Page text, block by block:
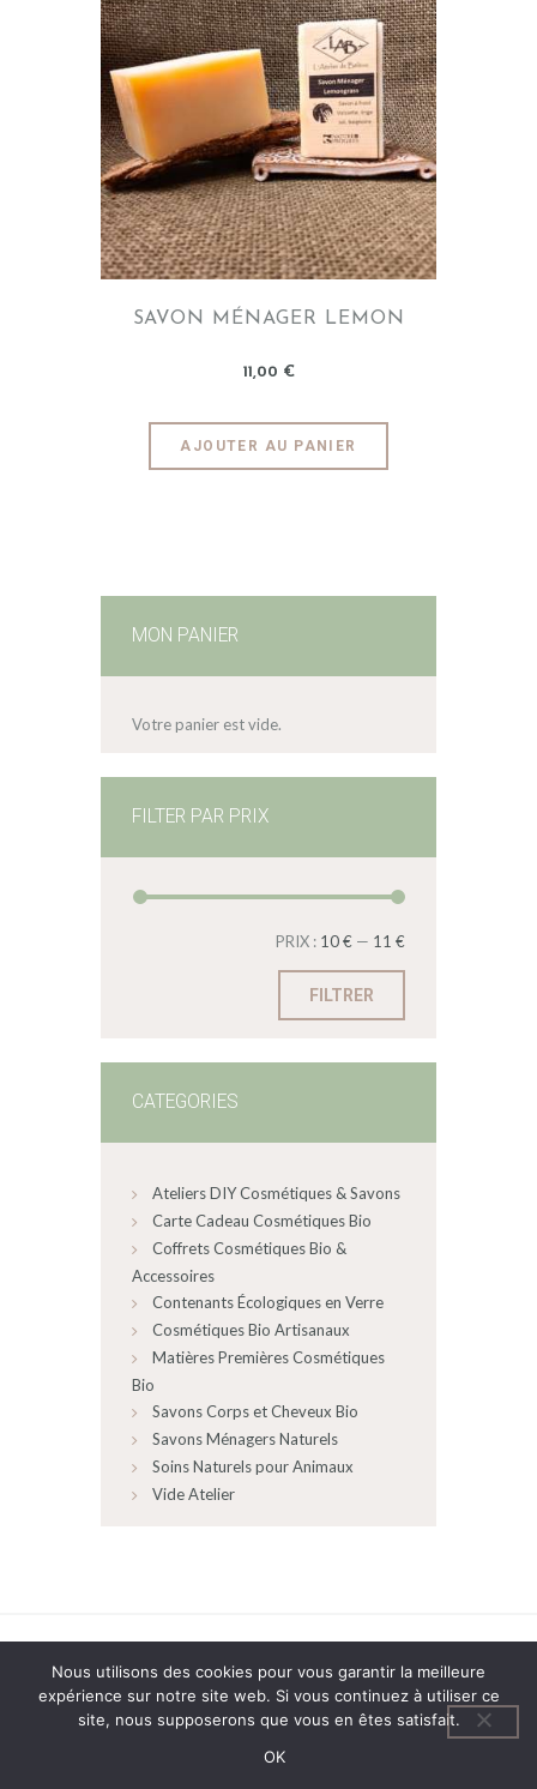
SAVON MÉNAGER LEMON
11,00 €
AJOUTER AU PANIER
MON PANIER
Votre panier est vide.
FILTER PAR PRIX
FILTRER
PRIX : 10 € — 11 €
CATEGORIES
Ateliers DIY Cosmétiques & Savons
Carte Cadeau Cosmétiques Bio
Coffrets Cosmétiques Bio &
Accessoires
Contenants Écologiques en Verre
Cosmétiques Bio Artisanaux
Matières Premières Cosmétiques
Bio
Savons Corps et Cheveux Bio
Savons Ménagers Naturels
Soins Naturels pour Animaux
Vide Atelier
AncoraThemes© 2026 All rights reserved.
Politique de confidentialité
Nous utilisons des cookies pour vous garantir la meilleure
expérience sur notre site web. Si vous continuez à utiliser ce
site, nous supposerons que vous en êtes satisfait.
OK